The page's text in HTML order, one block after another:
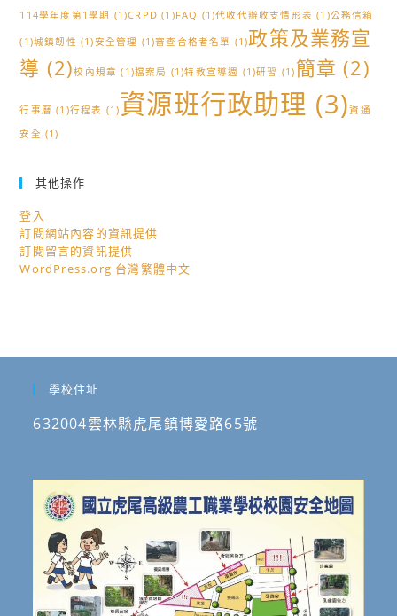
114學年度第1學期 (1)CRPD (1)FAQ (1)代收代辦收支情形表 (1)公務信箱
(1)城鎮韌性 (1)安全管理 (1)審查合格者名單 (1)政策及業務宣
導 (2)校內規章 (1)檔案局 (1)特教宣導週 (1)研習 (1) 簡章 (2)
行事曆 (1)行程表 (1)資源班行政助理 (3)資通
安全 (1)
其他操作
登入
訂閱網站內容的資訊提供
訂閱留言的資訊提供
WordPress.org 台灣繁體中文
學校住址
632004雲林縣虎尾鎮博愛路65號